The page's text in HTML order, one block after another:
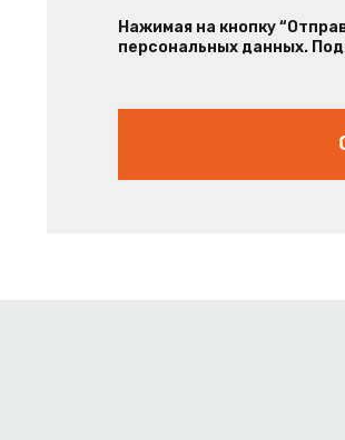
Нажимая на кнопку
персональных данных.